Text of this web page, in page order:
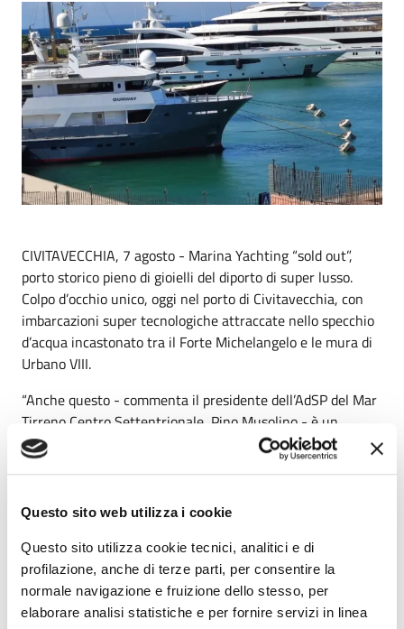
Questo sito web utilizza i cookie
Questo sito utilizza cookie tecnici, analitici e di
profilazione, anche di terze parti, per consentire la
normale navigazione e fruizione dello stesso, per
elaborare analisi statistiche e per fornire servizi in linea
CIVITAVECCHIA, 7 agosto - Marina Yachting “sold out”,
porto storico pieno di gioielli del diporto di super lusso.
Colpo d’occhio unico, oggi nel porto di Civitavecchia, con
imbarcazioni super tecnologiche attraccate nello specchio
d’acqua incastonato tra il Forte Michelangelo e le mura di
Urbano VIII.
“Anche questo - commenta il presidente dell’AdSP del Mar
Tirreno Centro Settentrionale, Pino Musolino - è un
importante segnale di ripartenza. Prosegue il lavoro che
porta alla rinascita e allo sviluppo dei porti di Roma. Il
Marina Yachting e che potenziale enorme ci sia, a portata
stata messa in campo alcuna azione mirata.
Si pensi a quanta richiesta di mercato e quanta ricchezza e
professionalità potremmo sviluppare con l’avvio del Marina